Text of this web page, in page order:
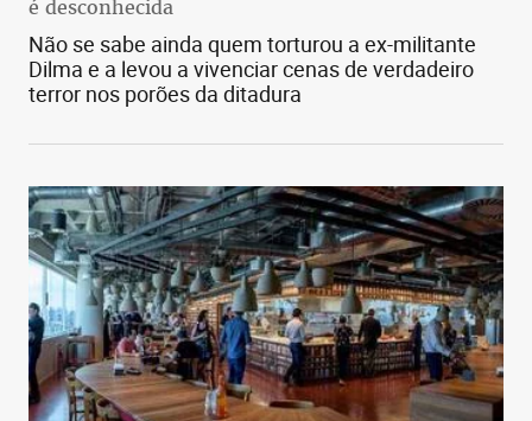
é desconhecida
Não se sabe ainda quem torturou a ex-militante
Dilma e a levou a vivenciar cenas de verdadeiro
terror nos porões da ditadura